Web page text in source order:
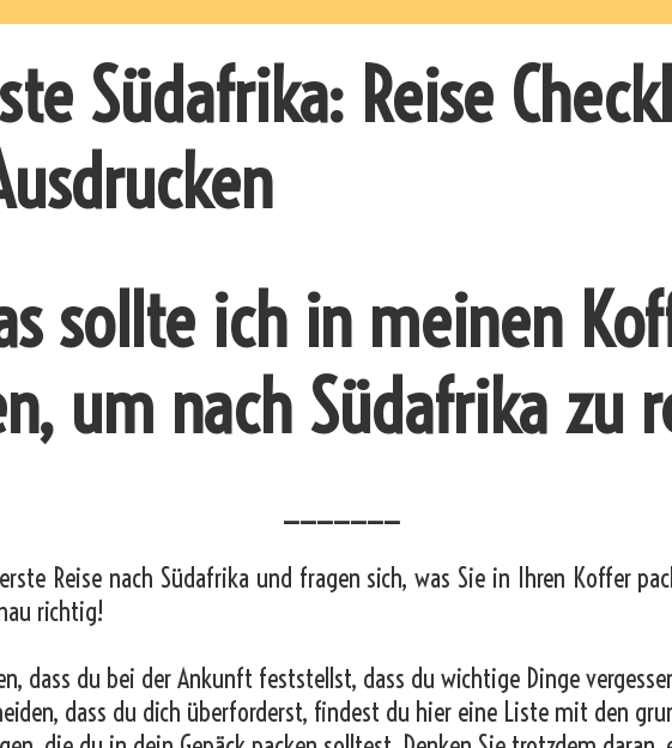
Südafrika: Reise
sollte ich in meinen
um nach Südafrika zu
Reise nach Südafrika und fragen sich, was Sie in Ihren Koffer
richtig!
dass du bei der Ankunft feststellst, dass du wichtige Dinge
dass du dich überforderst, findest du hier eine Liste mit den